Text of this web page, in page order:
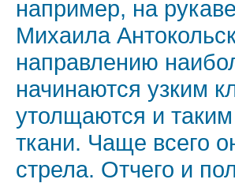
например, на
Михаила
направлению
начинаются узким
утолщаются и
ткани. Чаще всего
стрела. Отчего и